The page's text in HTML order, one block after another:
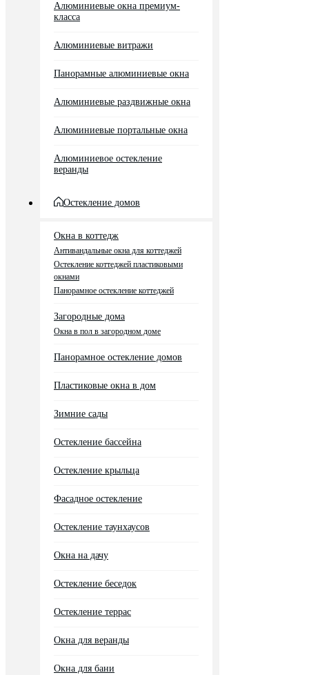
Алюминиевые окна премиум-
класса
Алюминиевые витражи
Панорамные алюминиевые окна
Алюминиевые раздвижные окна
Алюминиевые портальные окна
Алюминиевое остекление
веранды
Остекление домов
Окна в коттедж
Антивандальные окна для коттеджей
Остекление коттеджей пластиковыми
окнами
Панорамное остекление коттеджей
Загородные дома
Окна в пол в загородном доме
Панорамное остекление домов
Пластиковые окна в дом
Зимние сады
Остекление бассейна
Остекление крыльца
Фасадное остекление
Остекление таунхаусов
Окна на дачу
Остекление беседок
Остекление террас
Окна для веранды
Окна для бани